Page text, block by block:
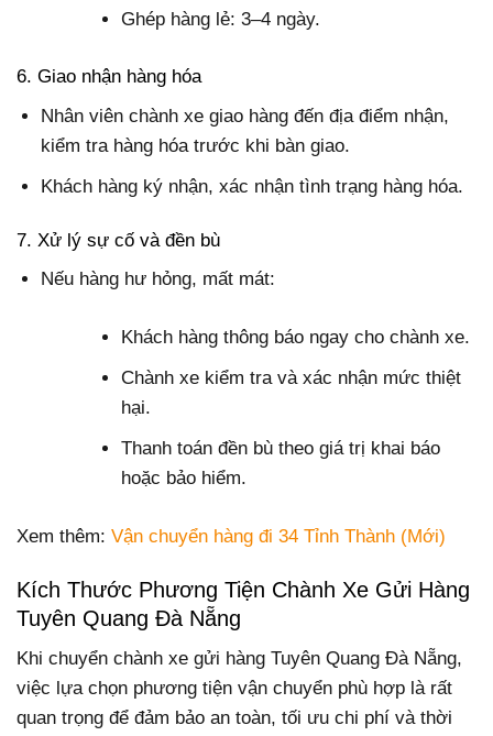
Ghép hàng lẻ: 3–4 ngày.
6. Giao nhận hàng hóa
Nhân viên chành xe giao hàng đến địa điểm nhận,
kiểm tra hàng hóa trước khi bàn giao.
Khách hàng ký nhận, xác nhận tình trạng hàng hóa.
7. Xử lý sự cố và đền bù
Nếu hàng hư hỏng, mất mát:
Khách hàng thông báo ngay cho chành xe.
Chành xe kiểm tra và xác nhận mức thiệt
hại.
Thanh toán đền bù theo giá trị khai báo
hoặc bảo hiểm.
Xem thêm: Vận chuyển hàng đi 34 Tỉnh Thành (Mới)
Kích Thước Phương Tiện Chành Xe Gửi Hàng
Tuyên Quang Đà Nẵng
Khi chuyển chành xe gửi hàng Tuyên Quang Đà Nẵng,
việc lựa chọn phương tiện vận chuyển phù hợp là rất
quan trọng để đảm bảo an toàn, tối ưu chi phí và thời